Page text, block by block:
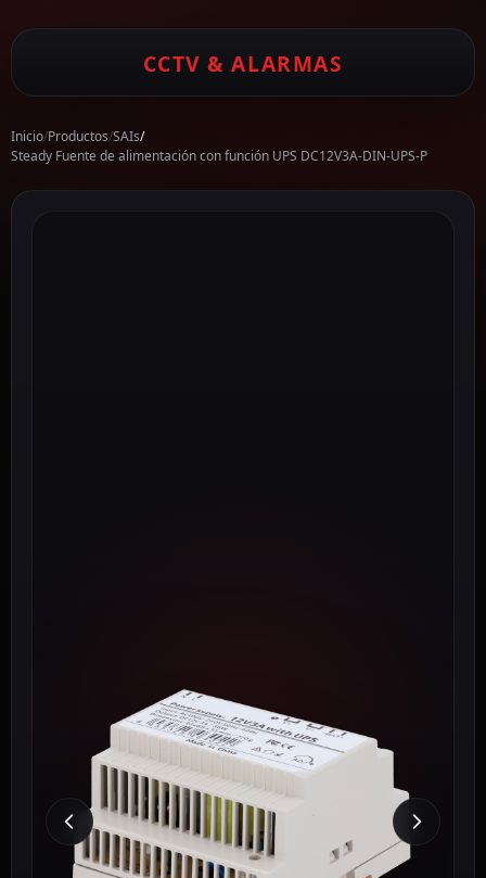
CCTV & ALARMAS
Inicio/Productos/SAIs/
Steady Fuente de alimentación con función UPS DC12V3A-DIN-UPS-P